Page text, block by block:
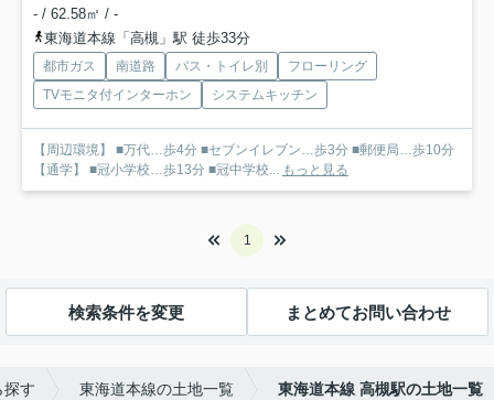
- / 62.58㎡ / -
東海道本線「高槻」駅 徒歩33分
都市ガス 南道路 バス・トイレ別
フローリング
TVモニタ付インターホン
システムキッチン
【周辺環境】 ■万代…歩4分 ■セブンイレブン…歩3分 ■郵便局…歩10分
【通学】 ■冠小学校…歩13分 ■冠中学校... もっと見る
1
検索条件を変更 まとめてお問い合わせ
探す 東海道本線の土地一覧 東海道本線 高槻駅の土地一覧